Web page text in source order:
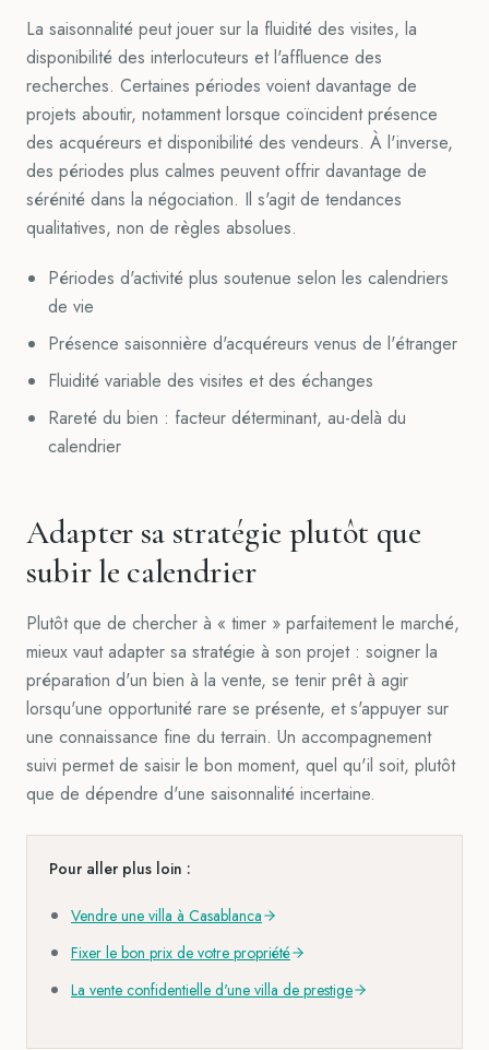
La saisonnalité peut jouer sur la fluidité des visites, la
disponibilité des interlocuteurs et l'affluence des
recherches. Certaines périodes voient davantage de
projets aboutir, notamment lorsque coïncident présence
des acquéreurs et disponibilité des vendeurs. À l'inverse,
des périodes plus calmes peuvent offrir davantage de
sérénité dans la négociation. Il s'agit de tendances
qualitatives, non de règles absolues.
Périodes d'activité plus soutenue selon les calendriers
de vie
Présence saisonnière d'acquéreurs venus de l'étranger
Fluidité variable des visites et des échanges
Rareté du bien : facteur déterminant, au-delà du
calendrier
Adapter sa stratégie plutôt que
subir le calendrier
Plutôt que de chercher à « timer » parfaitement le marché,
mieux vaut adapter sa stratégie à son projet : soigner la
préparation d'un bien à la vente, se tenir prêt à agir
lorsqu'une opportunité rare se présente, et s'appuyer sur
une connaissance fine du terrain. Un accompagnement
suivi permet de saisir le bon moment, quel qu'il soit, plutôt
que de dépendre d'une saisonnalité incertaine.
Pour aller plus loin :
Vendre une villa à Casablanca
Fixer le bon prix de votre propriété
La vente confidentielle d'une villa de prestige